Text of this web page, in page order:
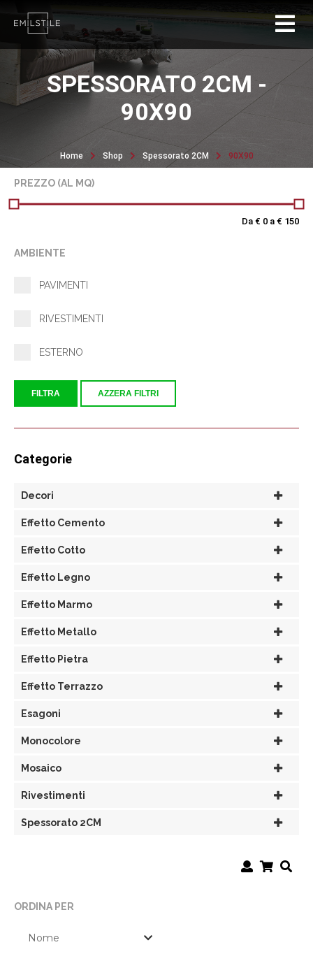
SPESSORATO 2CM -
90X90
Home Shop Spessorato 2CM 90X90
PREZZO (AL MQ)
Da € 0 a € 150
AMBIENTE
PAVIMENTI
RIVESTIMENTI
ESTERNO
FILTRA AZZERA FILTRI
Categorie
Decori
Effetto Cemento
Effetto Cotto
Effetto Legno
Effetto Marmo
Effetto Metallo
Effetto Pietra
Effetto Terrazzo
Esagoni
Monocolore
Mosaico
Rivestimenti
Spessorato 2CM
ORDINA PER